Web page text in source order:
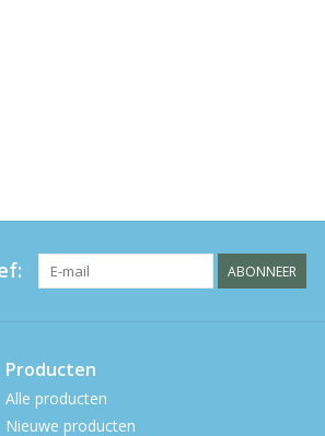
ABONNEER
Producten
Alle producten
Nieuwe producten